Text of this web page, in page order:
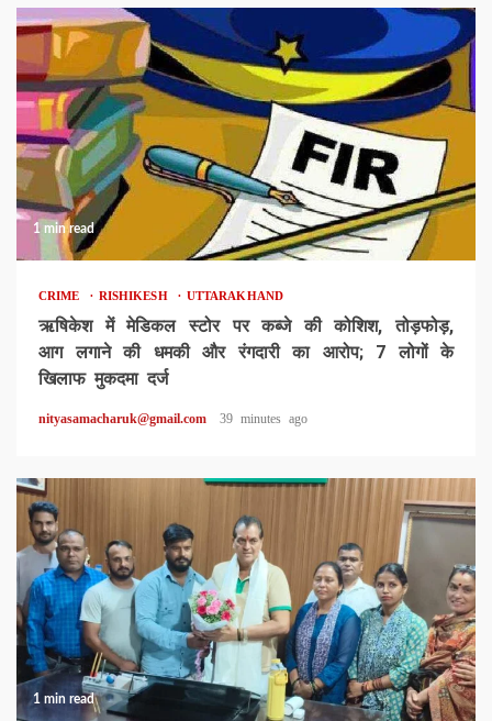
1 min read
CRIME RISHIKESH UTTARAKHAND
ऋषिकेश में मेडिकल स्टोर पर कब्जे की कोशिश, तोड़फोड़,
आग लगाने की धमकी और रंगदारी का आरोप; 7 लोगों के
खिलाफ मुकदमा दर्ज
nityasamacharuk@gmail.com 39 minutes ago
1 min read